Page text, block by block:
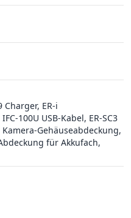
Charger, ER-i
100U USB-Kabel, ER-SC3
Gehäuseabdeckung,
für Akkufach,